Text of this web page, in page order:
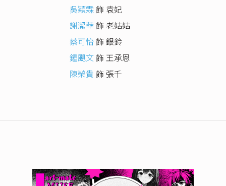
吳穎霖 飾 袁妃
謝潔華 飾 老姑姑
蔡可怡 飾 銀鈴
鍾颶文 飾 王承恩
陳榮貴 飾 張千